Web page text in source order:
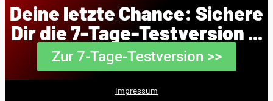
Deine letzte Chance: Sichere
Dir die 7-Tage-Testversion ...
Zur 7-Tage-Testversion >>
Impressum